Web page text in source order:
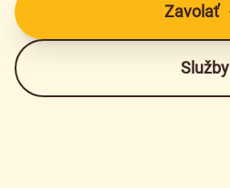
Zavolať
Služby